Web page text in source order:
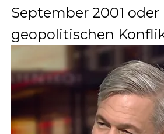
September 2001 oder
geopolitischen